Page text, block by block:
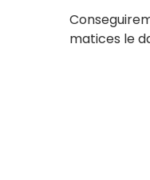
matices le